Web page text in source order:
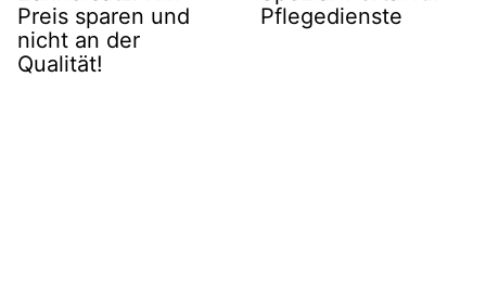
Preis sparen und
nicht an der
Qualität!
Pflegedienste